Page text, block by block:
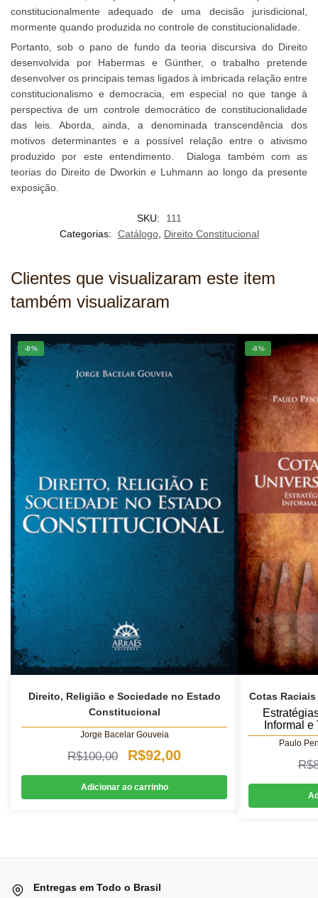
constitucionalmente adequado de uma decisão jurisdicional,
mormente quando produzida no controle de constitucionalidade.
Portanto, sob o pano de fundo da teoria discursiva do Direito
desenvolvida por Habermas e Günther, o trabalho pretende
desenvolver os principais temas ligados à imbricada relação entre
constitucionalismo e democracia, em especial no que tange à
perspectiva de um controle democrático de constitucionalidade
das leis. Aborda, ainda, a denominada transcendência dos
motivos determinantes e a possível relação entre o ativismo
produzido por este entendimento. Dialoga também com as
teorias do Direito de Dworkin e Luhmann ao longo da presente
exposição.
SKU:
111
Categorias:
Catálogo, Direito Constitucional
Clientes que visualizaram este item
também visualizaram
-8%
Direito, Religião e Sociedade no Estado
Constitucional
Jorge Bacelar Gouveia
R$100,00
O
preço
original
R$92,00O
preço
atual
Adicionar ao carrinho
-8%
Cotas
Informal
Paulo
R$
Entregas em Todo o Brasil